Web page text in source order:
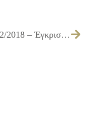
192/2018 – Έγκριση πρακτικού αξιολόγησης δικαιολογητικών κατακύρωσης της επιτροπής διενέργειας που αφορά τον συνοπτικό διαγωνισμό για την «Μίσθωση μηχανημάτων για διαμορφώσεις χώρων»